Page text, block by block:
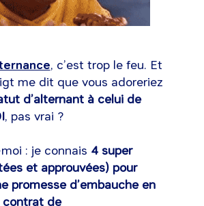
, c’est trop le feu. Et
me dit que vous adoreriez
d’alternant à celui de
, pas vrai ?
: je connais 4 super
et approuvées) pour
promesse d’embauche en
contrat de